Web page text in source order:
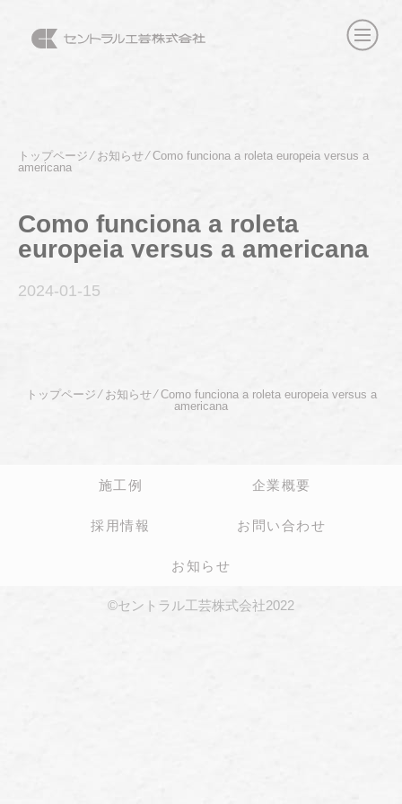
トップページ⁄ お知らせ⁄Como funciona a roleta europeia versus a
americana
Como funciona a roleta
europeia versus a americana
2024-01 -15
トップページ ⁄ お知らせ⁄Como funciona a roleta europeia versus a
americana
施工例 企業概要
採用情報 お問い合わせ
お知らせ
©セントラル工芸株式会社2022